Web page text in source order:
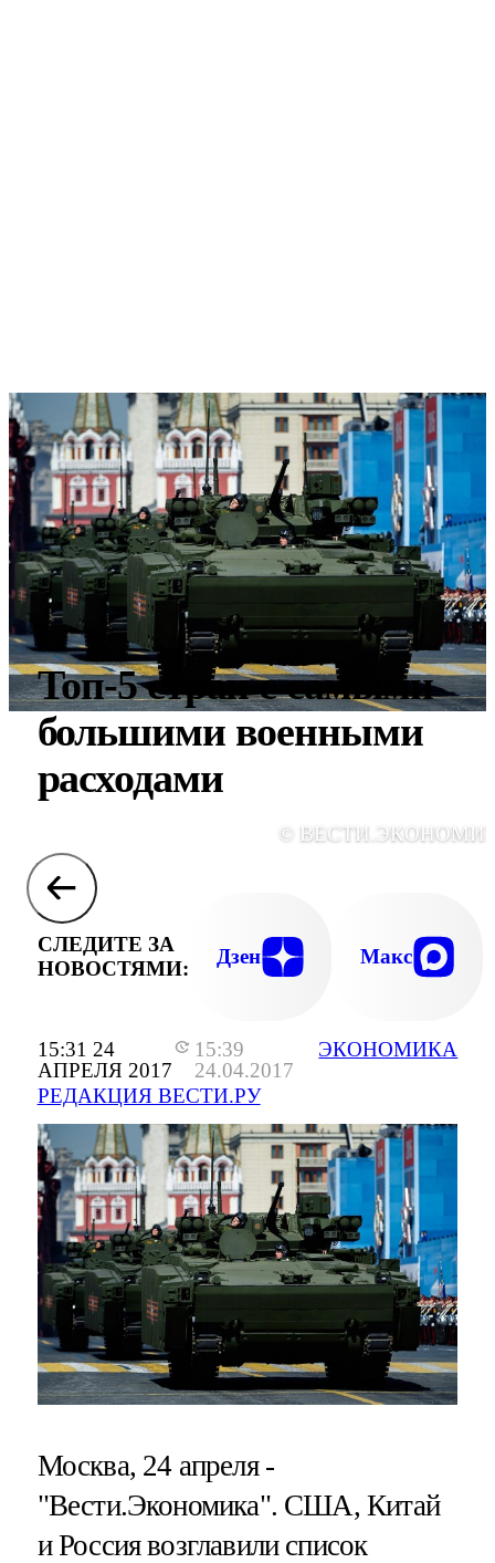
15:31 24
АПРЕЛЯ 2017
15:39
24.04.2017
РЕДАКЦИЯ ВЕСТИ.РУ
ЭКОНОМИКА
Топ-5 стран с самыми
большими военными
расходами
©
СЛЕДИТЕ ЗА
НОВОСТЯМИ:
Дзен Макс
Москва, 24 апреля -
"Вести.Экономика". США, Китай
и Россия возглавили список